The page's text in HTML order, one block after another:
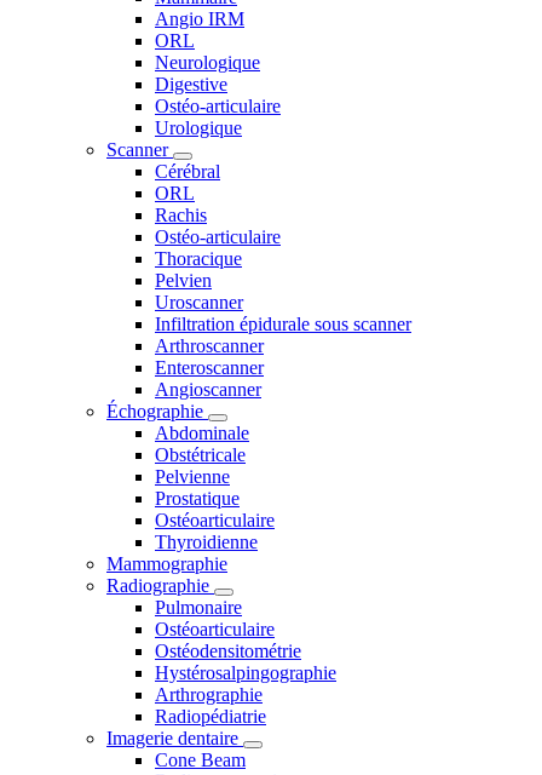
Angio IRM
ORL
Neurologique
Digestive
Ostéo-articulaire
Urologique
Scanner
Cérébral
ORL
Rachis
Ostéo-articulaire
Thoracique
Pelvien
Uroscanner
Infiltration épidurale sous scanner
Arthroscanner
Enteroscanner
Angioscanner
Échographie
Abdominale
Obstétricale
Pelvienne
Prostatique
Ostéoarticulaire
Thyroidienne
Mammographie
Radiographie
Pulmonaire
Ostéoarticulaire
Ostéodensitométrie
Hystérosalpingographie
Arthrographie
Radiopédiatrie
Imagerie dentaire
Cone Beam